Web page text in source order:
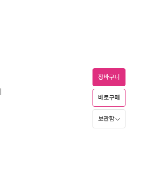
장바구니
바로구매
보관함